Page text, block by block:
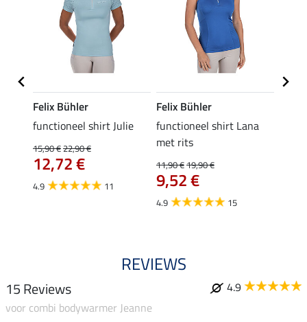
Felix Bühler
functioneel shirt Julie
15,90 €22,90 €
12,72 €
4.9 11
Felix Bühler
functioneel shirt Lana
met rits
11,90 €19,90 €
9,52 €
4.9 15
REVIEWS
15 Reviews
4.9
voor combi bodywarmer Jeanne